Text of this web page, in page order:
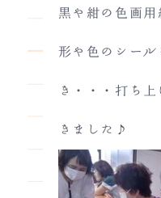
黒や紺の色画
形や色のシー
き・・・打ち
きました♪